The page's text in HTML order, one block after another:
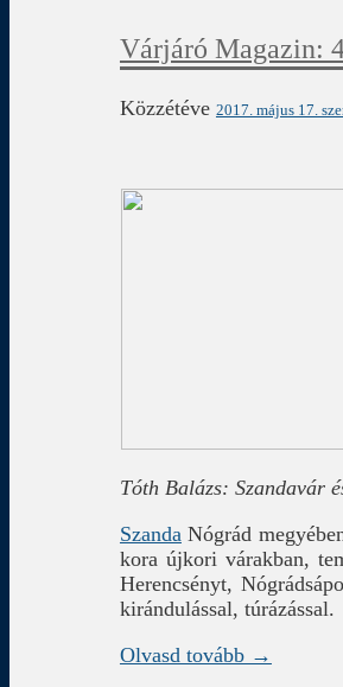
Várjáró Magazin:
Közzétéve 2017. május 17.
Tóth Balázs: Szandavár
SzandaNógrád
kora újkori várakban,
Herencsényt,
kirándulással, túrázással.
Olvasd tovább →